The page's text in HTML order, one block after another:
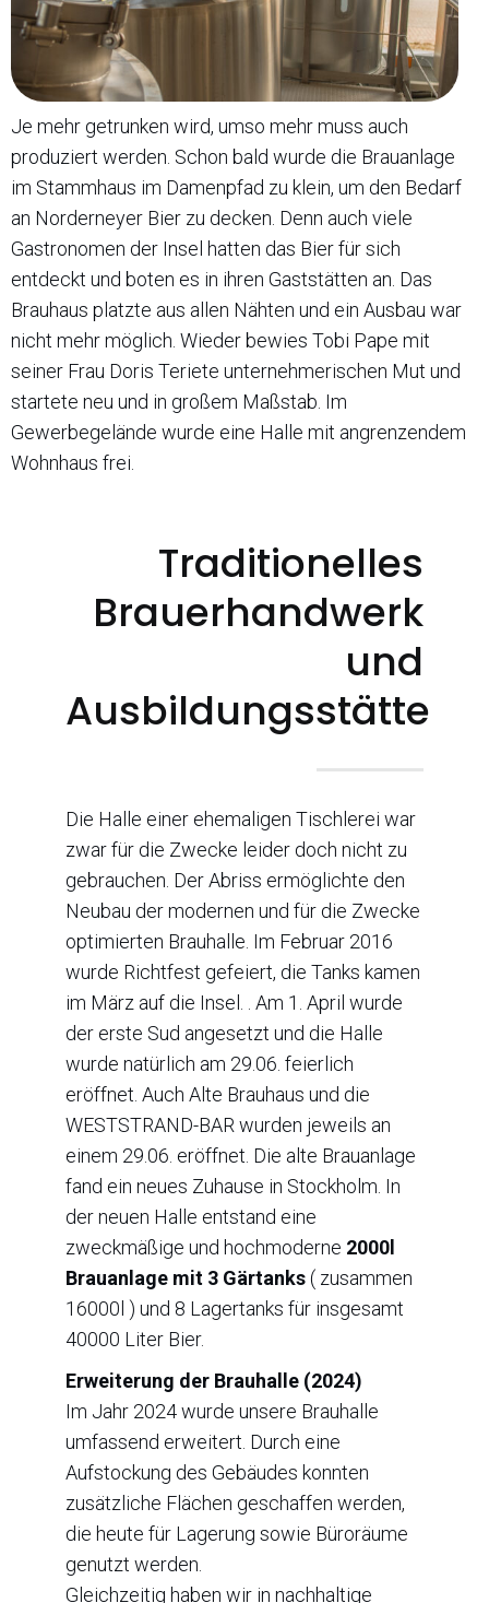
Je mehr getrunken wird, umso mehr muss auch
produziert werden. Schon bald wurde die Brauanlage
im Stammhaus im Damenpfad zu klein, um den Bedarf
an Norderneyer Bier zu decken. Denn auch viele
Gastronomen der Insel hatten das Bier für sich
entdeckt und boten es in ihren Gaststätten an. Das
Brauhaus platzte aus allen Nähten und ein Ausbau war
nicht mehr möglich. Wieder bewies Tobi Pape mit
seiner Frau Doris Teriete unternehmerischen Mut und
startete neu und in großem Maßstab. Im
Gewerbegelände wurde eine Halle mit angrenzendem
Wohnhaus frei.
Traditionelles
Brauerhandwerk
und
Ausbildungsstätte
Die Halle einer ehemaligen Tischlerei war
zwar für die Zwecke leider doch nicht zu
gebrauchen. Der Abriss ermöglichte den
Neubau der modernen und für die Zwecke
optimierten Brauhalle. Im Februar 2016
wurde Richtfest gefeiert, die Tanks kamen
im März auf die Insel. . Am 1. April wurde
der erste Sud angesetzt und die Halle
wurde natürlich am 29.06. feierlich
eröffnet. Auch Alte Brauhaus und die
WESTSTRAND-BAR wurden jeweils an
einem 29.06. eröffnet. Die alte Brauanlage
fand ein neues Zuhause in Stockholm. In
der neuen Halle entstand eine
zweckmäßige und hochmoderne 2000l
Brauanlage mit 3 Gärtanks( zusammen
16000l ) und 8 Lagertanks für insgesamt
40000 Liter Bier.
Erweiterung der Brauhalle (2024)
Im Jahr 2024 wurde unsere Brauhalle
umfassend erweitert. Durch eine
Aufstockung des Gebäudes konnten
zusätzliche Flächen geschaffen werden,
die heute für Lagerung sowie Büroräume
genutzt werden.
Gleichzeitig haben wir in nachhaltige